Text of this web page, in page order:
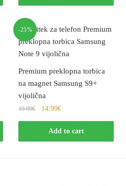
-25%
Premium preklopna torbica
na magnet Samsung S9+
vijolična
19.99€ 14.99€
Add to cart